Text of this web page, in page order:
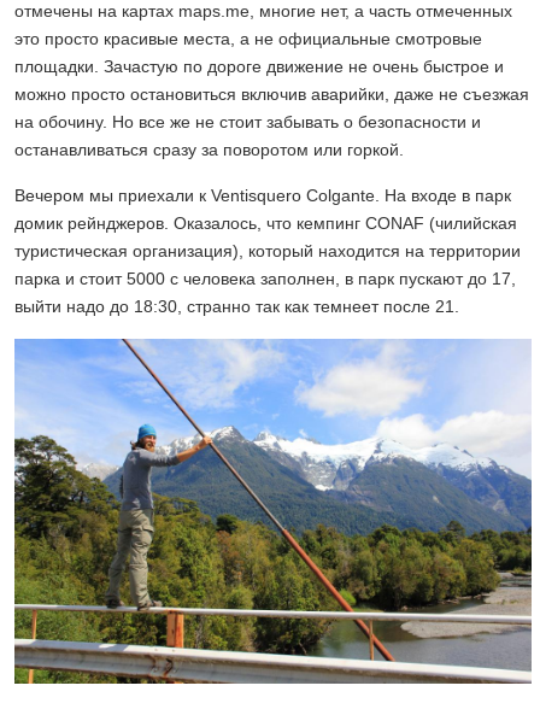
отмечены на картах maps.me, многие нет, а часть отмеченных
это просто красивые места, а не официальные смотровые
площадки. Зачастую по дороге движение не очень быстрое и
можно просто остановиться включив аварийки, даже не съезжая
на обочину. Но все же не стоит забывать о безопасности и
останавливаться сразу за поворотом или горкой.
Вечером мы приехали к Ventisquero Colgante. На входе в парк
домик рейнджеров. Оказалось, что кемпинг CONAF (чилийская
туристическая организация), который находится на территории
парка и стоит 5000 с человека заполнен, в парк пускают до 17,
выйти надо до 18:30, странно так как темнеет после 21.